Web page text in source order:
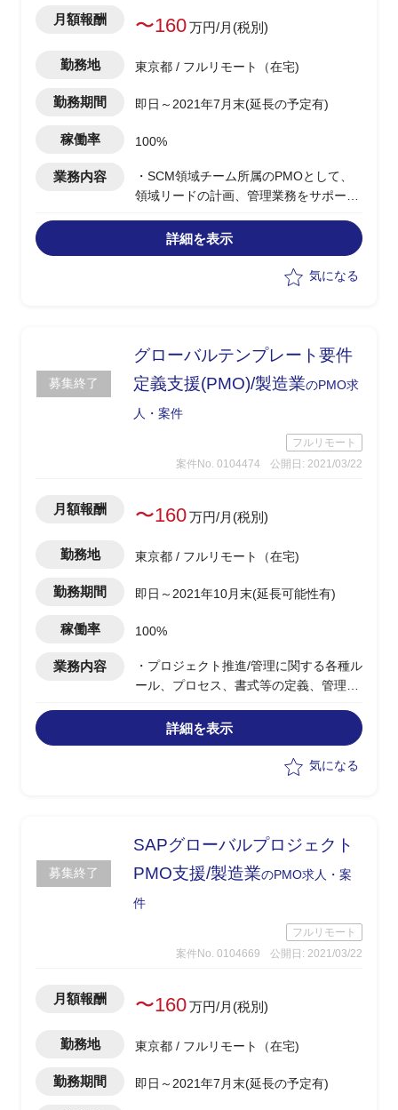
月額報酬 〜160万円/月(税別)
勤務地 東京都 / フルリモート（在宅)
勤務期間 即日～2021年7月末(延長の予定有)
稼働率 100%
業務内容
・SCM領域チーム所属のPMOとして、
領域リードの計画、管理業務をサポート
業務遂行アプローチをアライン
・領域横断論点等計画を整合する
・領域内でのリソース計画の策定サポー
詳細を表示
気になる
募集終了
グローバルテンプレート要件
定義支援(PMO)/製造業のPMO求
人・案件
フルリモート
案件No. 0104474
公開日: 2021/03/22
月額報酬 〜160万円/月(税別)
勤務地 東京都 / フルリモート（在宅)
勤務期間 即日～2021年10月末(延長可能性有)
稼働率 100%
業務内容
・プロジェクト推進/管理に関する各種ル
ール、プロセス、書式等の定義、管理タ
・レビューボード、定例進捗会議等プロ
ジェクト全体会議の準備/推進
詳細を表示
気になる
募集終了
SAPグローバルプロジェクト
PMO支援/製造業のPMO求人・案
件
フルリモート
案件No. 0104669
公開日: 2021/03/22
月額報酬 〜160万円/月(税別)
勤務地 東京都 / フルリモート（在宅)
勤務期間 即日～2021年7月末(延長の予定有)